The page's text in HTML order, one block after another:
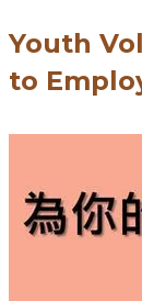
Youth
to